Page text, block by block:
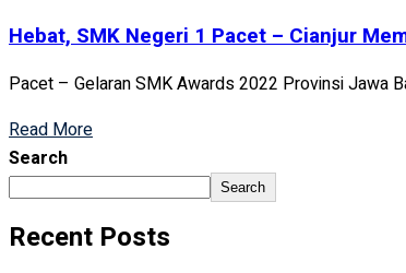
Hebat, SMK Negeri 1 Pacet – Cianjur
Pacet – Gelaran SMK Awards 2022 Provinsi Jawa
Read More
Search
Search
Recent Posts